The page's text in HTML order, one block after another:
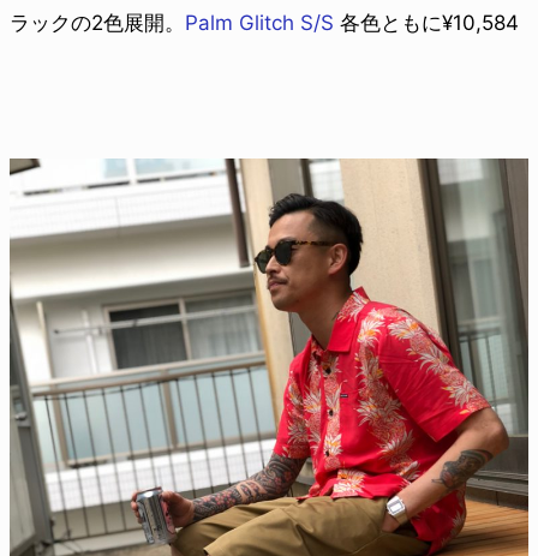
ラックの2色展開。 Palm Glitch S/S 各色ともに¥10,584